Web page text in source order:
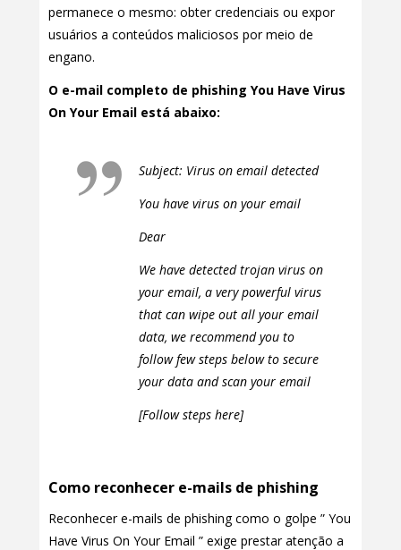
permanece o mesmo: obter credenciais ou expor
usuários a conteúdos maliciosos por meio de
engano.
O e-mail completo de phishing You Have Virus
On Your Email está abaixo:
Subject: Virus on email detected
You have virus on your email
Dear
We have detected trojan virus on
your email, a very powerful virus
that can wipe out all your email
data, we recommend you to
follow few steps below to secure
your data and scan your email
[Follow steps here]
Como reconhecer e-mails de phishing
Reconhecer e-mails de phishing como o golpe ” You
Have Virus On Your Email ” exige prestar atenção a